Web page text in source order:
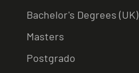
Bachelor's Degrees (UK)
Masters
Postgrado